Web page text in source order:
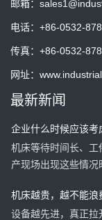
邮箱：
电话： +86-0532-
传真： +86-0532-
网址：
最新新闻
的更有价值。
重复定位精度是否等
淆的几个关键概念。
企业什么时候应该
机床等待时间长、
产现场出现这些情况
机床越贵，越不能浪
欢迎？
设备越先进，真正